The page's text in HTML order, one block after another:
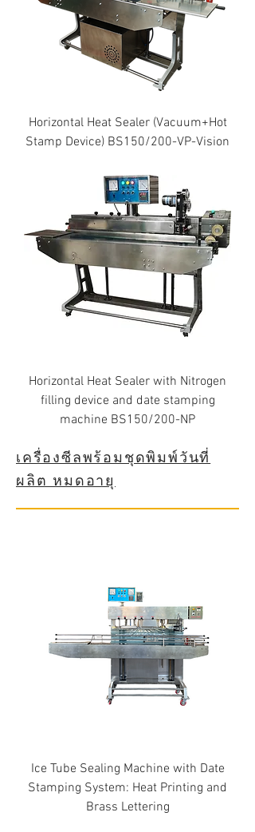
Horizontal Heat Sealer (Vacuum+Hot
Stamp Device) BS150/200-VP-Vision
Horizontal Heat Sealer with Nitrogen
filling device and date stamping
machine BS150/200-NP
เครื่องซีลพร้อมชุดพิมพ์วันที่
ผลิต หมดอายุ
Ice Tube Sealing Machine with Date
Stamping System: Heat Printing and
Brass Lettering